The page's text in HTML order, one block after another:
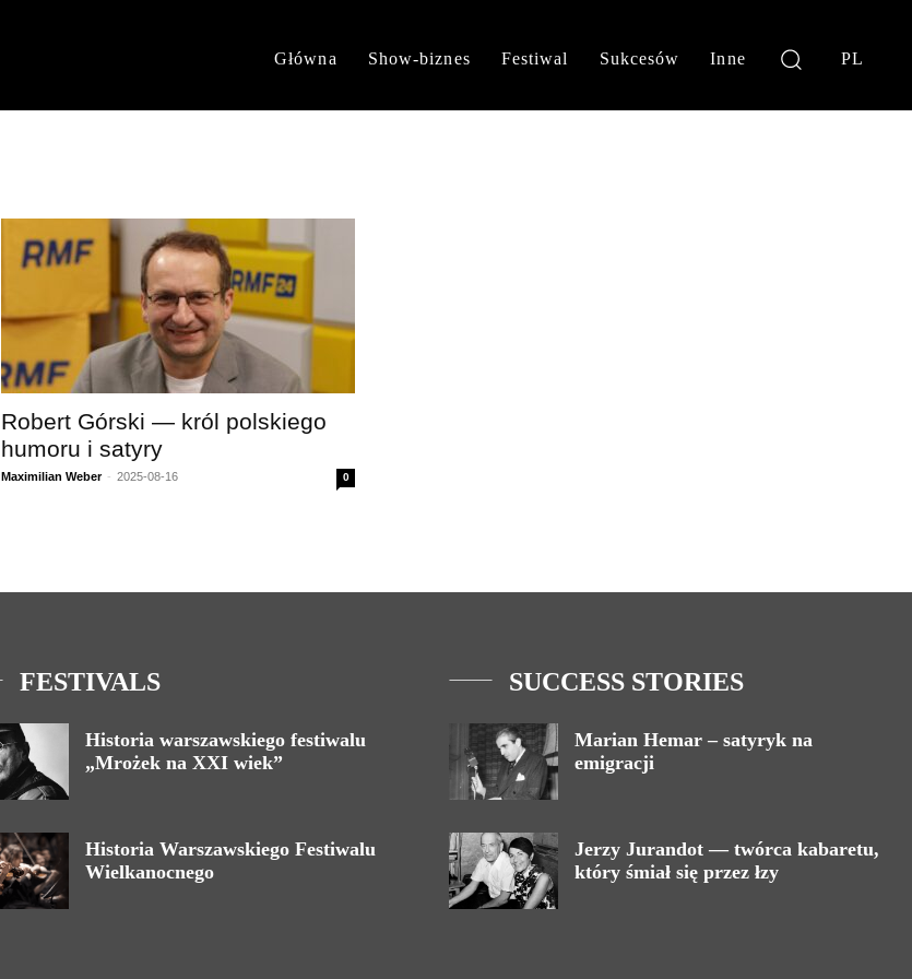
Główna Show-biznes Festiwal Sukcesów Inne PL
Robert Górski — król polskiego
humoru i satyry
Maximilian Weber - 2025-08-16 0
FESTIVALS
Historia warszawskiego festiwalu
„Mrożek na XXI wiek”
Historia Warszawskiego Festiwalu
Wielkanocnego
SUCCESS STORIES
Marian Hemar – satyryk na
emigracji
Jerzy Jurandot — twórca kabaretu,
który śmiał się przez łzy